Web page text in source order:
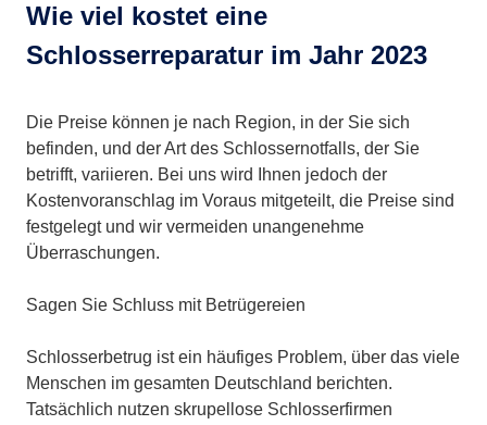
Wie viel kostet eine
Schlosserreparatur im Jahr 2023
Die Preise können je nach Region, in der Sie sich
befinden, und der Art des Schlossernotfalls, der Sie
betrifft, variieren. Bei uns wird Ihnen jedoch der
Kostenvoranschlag im Voraus mitgeteilt, die Preise sind
festgelegt und wir vermeiden unangenehme
Überraschungen.
Sagen Sie Schluss mit Betrügereien
Schlosserbetrug ist ein häufiges Problem, über das viele
Menschen im gesamten Deutschland berichten.
Tatsächlich nutzen skrupellose Schlosserfirmen